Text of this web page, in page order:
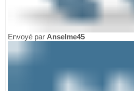
Envoyé par Anselme45